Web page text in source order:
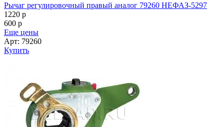
Рычаг регулировочный правый аналог 79260 НЕФАЗ-5297
1220 p
600 p
Еще цены
Арт: 79260
Купить